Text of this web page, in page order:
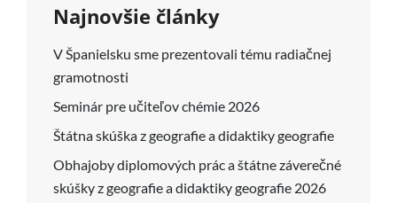
Najnovšie články
V Španielsku sme prezentovali tému radiačnej
gramotnosti
Seminár pre učiteľov chémie 2026
Štátna skúška z geografie a didaktiky geografie
Obhajoby diplomových prác a štátne záverečné
skúšky z geografie a didaktiky geografie 2026